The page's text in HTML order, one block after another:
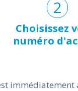
Choisissez
numéro
immédiatement